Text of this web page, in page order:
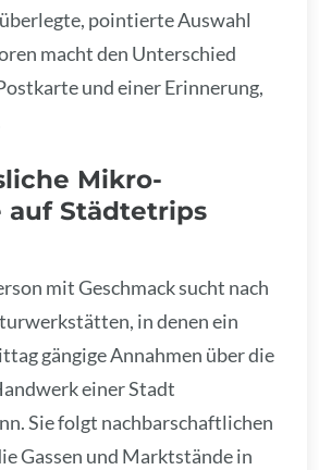
pointierte Auswahl
macht den Unterschied
und einer Erinnerung,
Mikro-
auf Städtetrips
mit Geschmack sucht nach
in denen ein
gängige Annahmen über die
einer Stadt
Sie folgt nachbarschaftlichen
Gassen und Marktstände in